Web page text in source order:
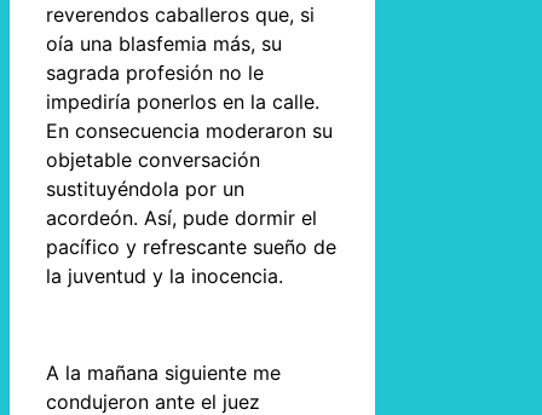
reverendos caballeros que, si
oía una blasfemia más, su
sagrada profesión no le
impediría ponerlos en la calle.
En consecuencia moderaron su
objetable conversación
sustituyéndola por un
acordeón. Así, pude dormir el
pacífico y refrescante sueño de
la juventud y la inocencia.
A la mañana siguiente me
condujeron ante el juez